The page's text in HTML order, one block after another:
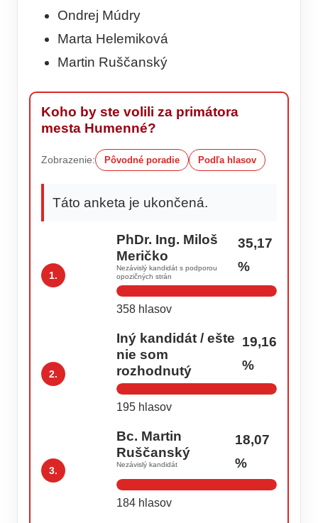
Ondrej Múdry
Marta Helemiková
Martin Ruščanský
Koho by ste volili za primátora
mesta Humenné?
Zobrazenie: Pôvodné poradie Podľa hlasov
Táto anketa je ukončená.
1.
PhDr. Ing. Miloš
Meričko
Nezávislý kandidát s podporou
opozičných strán
35,17
%
358 hlasov
2.
Iný kandidát / ešte
nie som
rozhodnutý
19,16
%
195 hlasov
3.
Bc. Martin
Ruščanský
Nezávislý kandidát
18,07
%
184 hlasov